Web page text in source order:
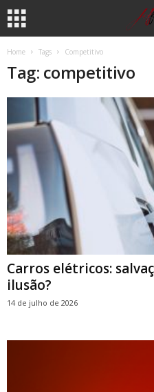
Home Tags Competitivo
Tag: competitivo
Carros elétricos:
ilusão?
14 de julho de 2026